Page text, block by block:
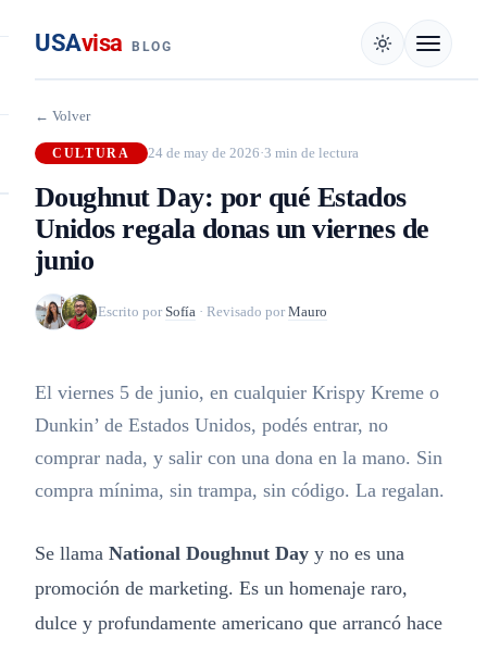
USAvisa BLOG
← Volver
CULTURA 24 de may de 2026·3 min de lectura
Doughnut Day: por qué Estados
Unidos regala donas un viernes de
junio
Escrito por Sofía · Revisado por Mauro
El viernes 5 de junio, en cualquier Krispy Kreme o
Dunkin’ de Estados Unidos, podés entrar, no
comprar nada, y salir con una dona en la mano. Sin
compra mínima, sin trampa, sin código. La regalan.
Se llama National Doughnut Day y no es una
promoción de marketing. Es un homenaje raro,
dulce y profundamente americano que arrancó hace